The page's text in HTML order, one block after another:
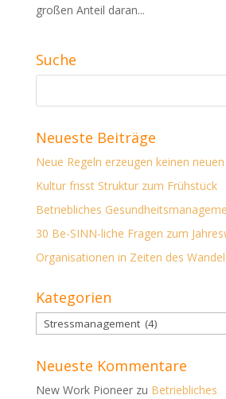
großen Anteil daran...
Suche
Neueste Beiträge
Neue Regeln erzeugen keinen
Kultur frisst Struktur zum Frühstück
Betriebliches
30 Be-SINN-liche Fragen zum
Organisationen in Zeiten des
Kategorien
Kategorien
Neueste Kommentare
New Work Pioneerzu Betriebliches